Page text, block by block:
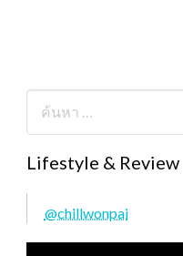
Lifestyle & Review
@chillwonpai